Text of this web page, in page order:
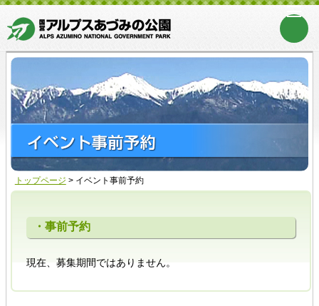
トップページ > イベント事前予約
・事前予約
現在、募集期間ではありません。